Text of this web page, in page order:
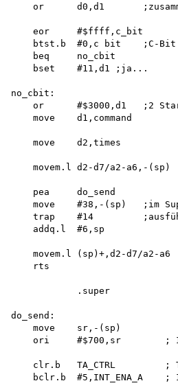
or      d0,d1
    eor     #$ffff,c_bit
btst.b  #0,c bit    ;C-
    beq     no_cbit
    bset    #11,d1 ;ja...
no_cbit:
or      #$3000,d1   ;2
    move    d1,command
    move    d2,times
    movem.l d2-d7/a2-a6,-(sp)
    pea     do_send
move    #38,-(sp)   ;im
trap    #14
    addq.l  #6,sp
    movem.l (sp)+,d2-d7/a2-a6
    rts
            .super
do_send:
    move    sr,-(sp)
ori     #$700,sr        ;
clr.b   TA_CTRL         ;
bclr.b  #5,INT_ENA_A    ;